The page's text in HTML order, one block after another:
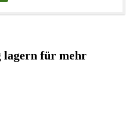
lagern für mehr